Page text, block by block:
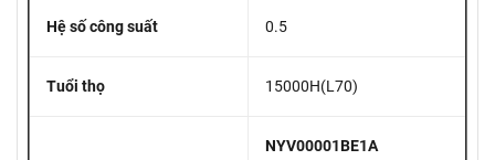
Hệ số công suất 0.5
Tuổi thọ 15000H(L70)
NYV00001BE1A